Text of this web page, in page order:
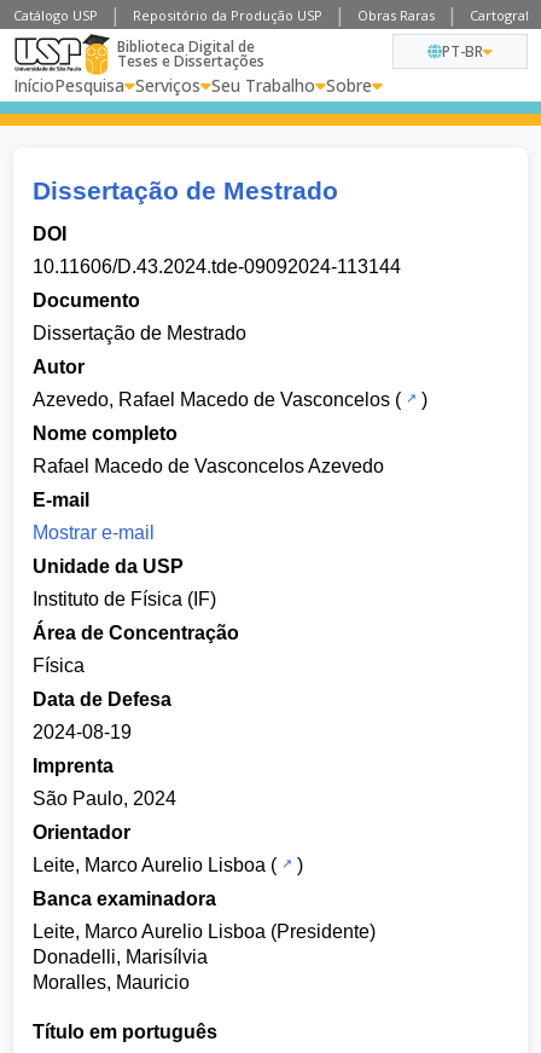
Catálogo USP Repositório da Produção USP Obras Raras
Biblioteca Digital de
Teses e Dissertações
InícioPesquisa Serviços Seu Trabalho Sobre
PT-BR
Dissertação de Mestrado
DOI
10.11606/D.43.2024.tde-09092024-113144
Documento
Dissertação de Mestrado
Autor
Azevedo, Rafael Macedo de Vasconcelos (
)
Nome completo
Rafael Macedo de Vasconcelos Azevedo
E-mail
Mostrar e-mail
Unidade da USP
Instituto de Física (IF)
Área de Concentração
Física
Data de Defesa
2024-08-19
Imprenta
São Paulo, 2024
Orientador
Leite, Marco Aurelio Lisboa (
)
Banca examinadora
Leite, Marco Aurelio Lisboa (Presidente)
Donadelli, Marisílvia
Moralles, Mauricio
Título em português